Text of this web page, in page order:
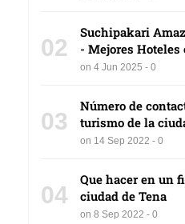
02
Suchipakari
- Mejores
on 4 Jun 2025 - 0
03
Número de
turismo de la
on 14 Sep 2022 - 0
04
Que hacer en un
ciudad de Tena
on 8 Sep 2022 - 0